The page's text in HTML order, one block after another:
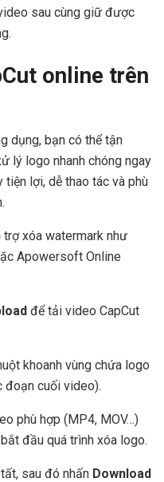
sau cùng giữ được
online trên
dụng, bạn có thể tận
lý logo nhanh chóng ngay
tiện lợi, dễ thao tác và phù
xóa watermark như
Apowersoft Online
để tải video CapCut
khoanh vùng chứa logo
đoạn cuối video).
phù hợp (MP4, MOV…)
đầu quá trình xóa logo.
sau đó nhấn Download